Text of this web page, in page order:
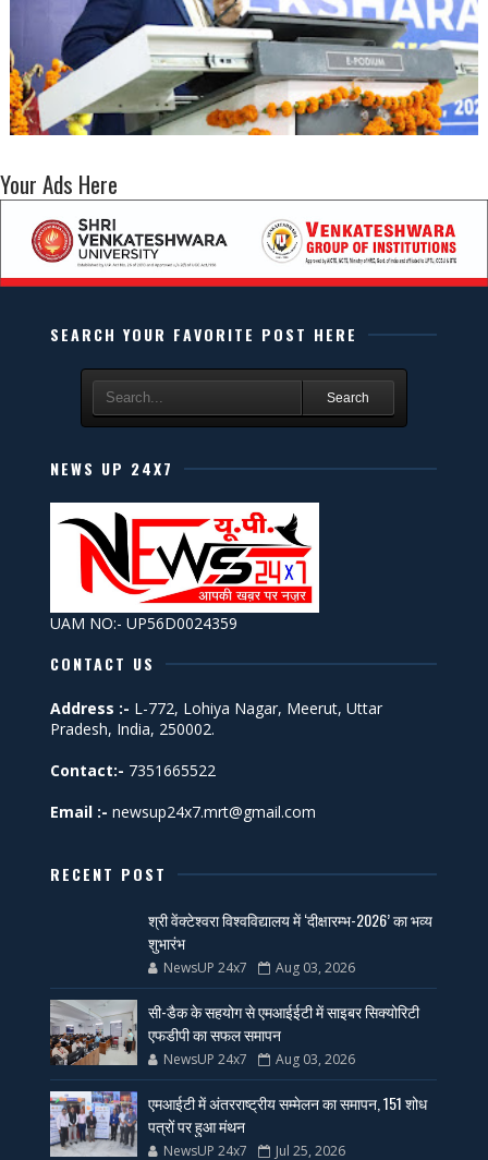
Your Ads Here
SEARCH YOUR FAVORITE POST HERE
Search
NEWS UP 24X7
UAM NO:- UP56D0024359
CONTACT US
Address :- L-772, Lohiya Nagar, Meerut, Uttar
Pradesh, India, 250002.
Contact:- 7351665522
Email :- newsup24x7.mrt@gmail.com
RECENT POST
श्री वेंक्टेश्वरा विश्वविद्यालय में ‘दीक्षारम्भ-2026’ का भव्य
शुभारंभ
NewsUP 24x7 Aug 03, 2026
सी-डैक के सहयोग से एमआईईटी में साइबर सिक्योरिटी
एफडीपी का सफल समापन
NewsUP 24x7 Aug 03, 2026
एमआईटी में अंतरराष्ट्रीय सम्मेलन का समापन, 151 शोध
पत्रों पर हुआ मंथन
NewsUP 24x7 Jul 25, 2026